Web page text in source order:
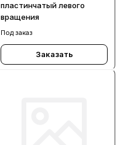
пластинчатый левого
вращения
Под заказ
Заказать